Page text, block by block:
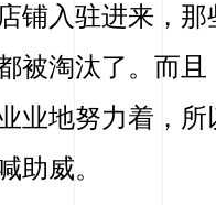
铺入驻进来，
被淘汰了。而
业地努力着，
助威。